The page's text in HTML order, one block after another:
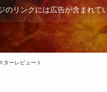
のリンクには広告が含まれて
ターレビュー